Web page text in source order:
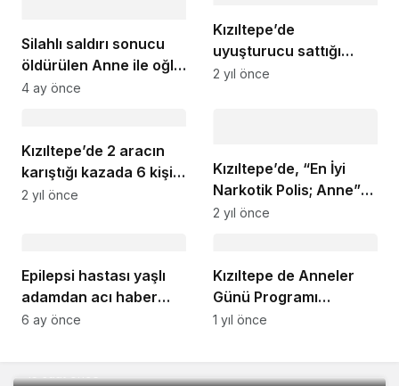
Silahlı saldırı sonucu
öldürülen Anne ile oğlu
yan yana toprağa
4 ay önce
Kızıltepe’de
uyuşturucu sattığı
tespit edilen 1 kişi
2 yıl önce
Kızıltepe’de 2 aracın
karıştığı kazada 6 kişi
yaralandı
2 yıl önce
Kızıltepe’de, “En İyi
Narkotik Polis; Anne”
semineri düzenlendi
2 yıl önce
Epilepsi hastası yaşlı
adamdan acı haber
geldi
6 ay önce
Kızıltepe de Anneler
Günü Programı
Düzenlendi
1 yıl önce
İç saha maçına 22 gün kaldı 1.817 Kombine